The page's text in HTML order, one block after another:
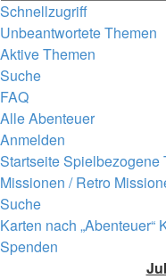
Schnellzugriff
Unbeantwortete Themen
Aktive Themen
Suche
FAQ
Alle Abenteuer
Anmelden
StartseiteSpielbezogene
Missionen / Retro
Suche
Karten nach „Abenteuer“
Spenden